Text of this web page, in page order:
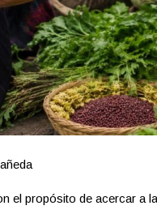
el propósito de acercar a